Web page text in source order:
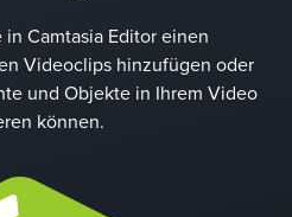
in Camtasia Editor einen
Videoclips hinzufügen oder
und Objekte in Ihrem Video
können.